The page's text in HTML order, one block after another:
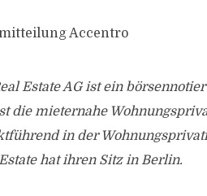
Accentro
Estate AG ist ein
die mieternahe
in der
hat ihren Sitz in Berlin.